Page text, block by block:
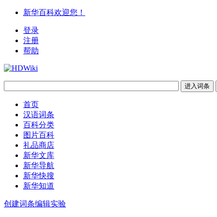
新华百科欢迎您！
登录
注册
帮助
首页
汉语词条
百科分类
图片百科
礼品商店
新华文库
新华导航
新华快搜
新华知道
创建词条编辑实验